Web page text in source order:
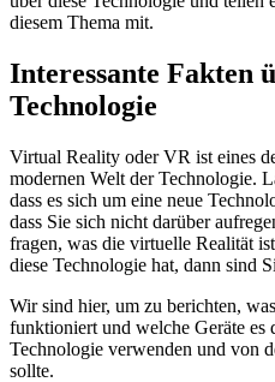
diesem Thema mit.
Interessante Fakten
Technologie
Virtual Reality oder VR ist eines
modernen Welt der Technologie.
dass es sich um eine neue
dass Sie sich nicht darüber
fragen, was die virtuelle Realität
diese Technologie hat, dann sind
Wir sind hier, um zu berichten,
funktioniert und welche Geräte es
Technologie verwenden und von
sollte.